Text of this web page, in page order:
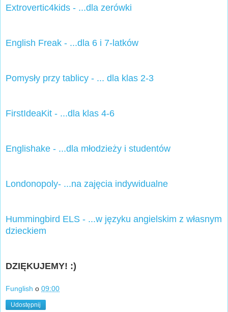
Extrovertic4kids - ...dla zerówki
English Freak - ...dla 6 i 7-latków
Pomysły przy tablicy - ... dla klas 2-3
FirstIdeaKit - ...dla klas 4-6
Englishake - ...dla młodzieży i studentów
Londonopoly- ...na zajęcia indywidualne
Hummingbird ELS - ...w języku angielskim z własnym
dzieckiem
DZIĘKUJEMY! :)
Funglish o 09:00
Udostępnij